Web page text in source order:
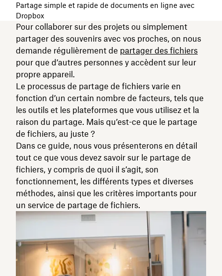
Partage simple et rapide de documents en ligne avec
Dropbox
Pour collaborer sur des projets ou simplement
partager des souvenirs avec vos proches, on nous
demande régulièrement de partager des fichiers
pour que d’autres personnes y accèdent sur leur
propre appareil.
Le processus de partage de fichiers varie en
fonction d’un certain nombre de facteurs, tels que
les outils et les plateformes que vous utilisez et la
raison du partage. Mais qu’est-ce que le partage
de fichiers, au juste ?
Dans ce guide, nous vous présenterons en détail
tout ce que vous devez savoir sur le partage de
fichiers, y compris de quoi il s’agit, son
fonctionnement, les différents types et diverses
méthodes, ainsi que les critères importants pour
un service de partage de fichiers.